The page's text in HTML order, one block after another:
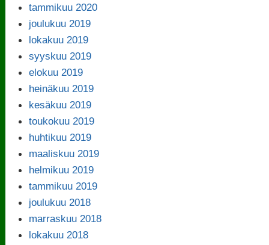
tammikuu 2020
joulukuu 2019
lokakuu 2019
syyskuu 2019
elokuu 2019
heinäkuu 2019
kesäkuu 2019
toukokuu 2019
huhtikuu 2019
maaliskuu 2019
helmikuu 2019
tammikuu 2019
joulukuu 2018
marraskuu 2018
lokakuu 2018